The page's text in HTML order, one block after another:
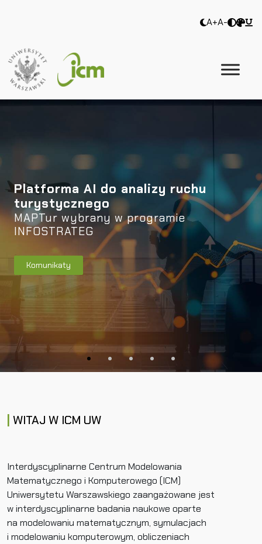
A+A-
Platforma AI do analizy ruchu
turystycznego
MAPTur wybrany w programie
INFOSTRATEG
Komunikaty
WITAJ W ICM UW
Interdyscyplinarne Centrum Modelowania
Matematycznego i Komputerowego (ICM)
Uniwersytetu Warszawskiego zaangażowane jest
w interdyscyplinarne badania naukowe oparte
na modelowaniu matematycznym, symulacjach
i modelowaniu komputerowym, obliczeniach